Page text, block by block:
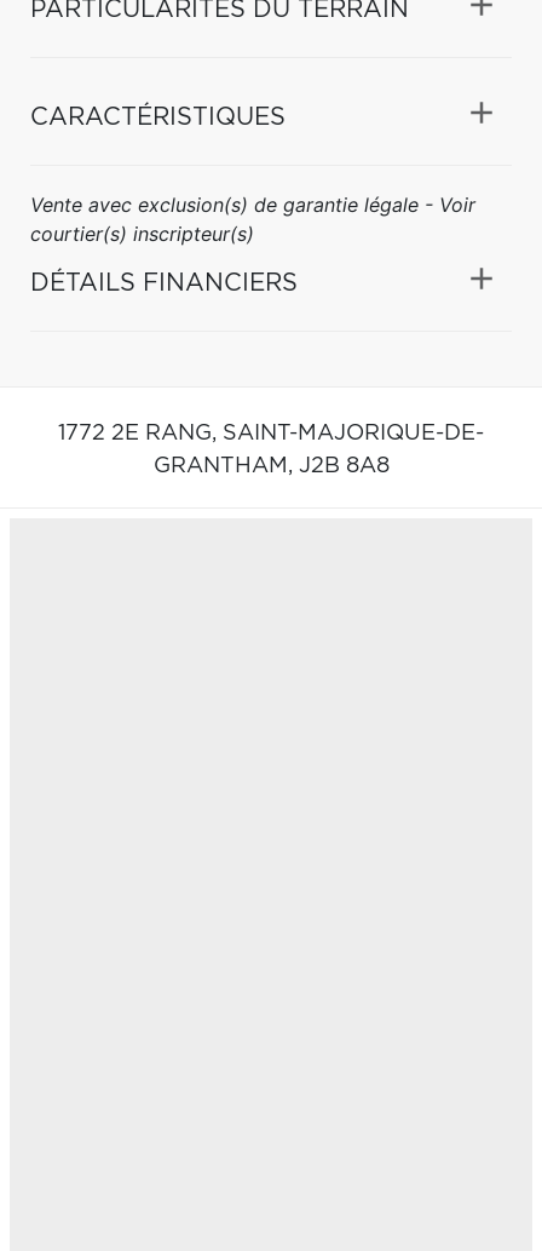
PARTICULARITÉS DU TERRAIN
CARACTÉRISTIQUES
Vente avec exclusion(s) de garantie légale - Voir
courtier(s) inscripteur(s)
DÉTAILS FINANCIERS
1772 2E RANG, SAINT-MAJORIQUE-DE-
GRANTHAM, J2B 8A8